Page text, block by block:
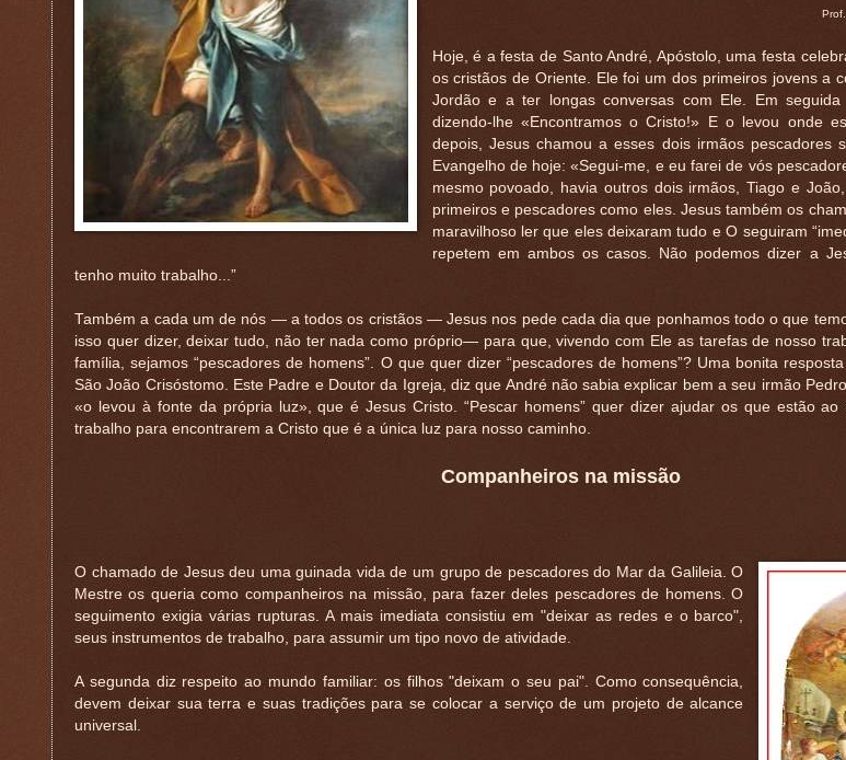
Hoje, é a festa de Santo André, Apóstolo, uma festa
os cristãos de Oriente. Ele foi um dos primeiros jovens a
Jordão e a ter longas conversas com Ele. Em
dizendo-lhe «Encontramos o Cristo!» E o levou onde
depois, Jesus chamou a esses dois irmãos pescadores
Evangelho de hoje: «Segui-me, e eu farei de vós
mesmo povoado, havia outros dois irmãos, Tiago e
primeiros e pescadores como eles. Jesus também os
maravilhoso ler que eles deixaram tudo e O seguiram
repetem em ambos os casos. Não podemos dizer a
tenho muito trabalho...”
Também a cada um de nós — a todos os cristãos — Jesus nos pede cada dia que ponhamos todo o que
isso quer dizer, deixar tudo, não ter nada como próprio— para que, vivendo com Ele as tarefas de nosso
família, sejamos “pescadores de homens”. O que quer dizer “pescadores de homens”? Uma bonita
São João Crisóstomo. Este Padre e Doutor da Igreja, diz que André não sabia explicar bem a seu irmão
«o levou à fonte da própria luz», que é Jesus Cristo. “Pescar homens” quer dizer ajudar os que estão
trabalho para encontrarem a Cristo que é a única luz para nosso caminho.
Companheiros na missão
O chamado de Jesus deu uma guinada vida de um grupo de pescadores do Mar da Galileia. O
Mestre os queria como companheiros na missão, para fazer deles pescadores de homens. O
seguimento exigia várias rupturas. A mais imediata consistiu em "deixar as redes e o barco",
seus instrumentos de trabalho, para assumir um tipo novo de atividade.
A segunda diz respeito ao mundo familiar: os filhos "deixam o seu pai". Como consequência,
devem deixar sua terra e suas tradições para se colocar a serviço de um projeto de alcance
universal.